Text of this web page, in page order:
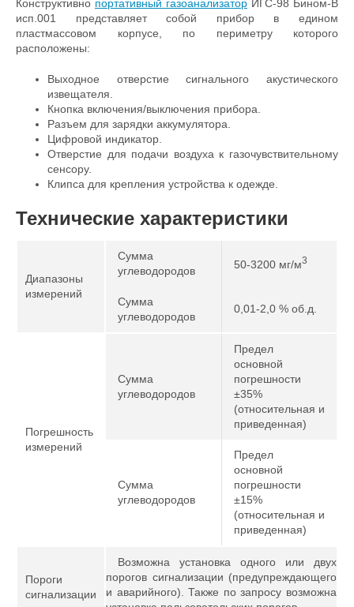
Конструктивно портативный газоанализатор ИГС-98 Бином-В
исп.001 представляет собой прибор в едином
пластмассовом корпусе, по периметру которого
расположены:
Выходное отверстие сигнального акустического
извещателя.
Кнопка включения/выключения прибора.
Разъем для зарядки аккумулятора.
Цифровой индикатор.
Отверстие для подачи воздуха к газочувствительному
сенсору.
Клипса для крепления устройства к одежде.
Технические характеристики
Диапазоны
измерений
Сумма
углеводородов
50-3200 мг/м3
Сумма
углеводородов
0,01-2,0 % об.д.
Погрешность
измерений
Сумма
углеводородов
Предел
основной
погрешности
±35%
(относительная и
приведенная)
Сумма
углеводородов
Предел
основной
погрешности
±15%
(относительная и
приведенная)
Пороги
сигнализации
Возможна установка одного или двух
порогов сигнализации (предупреждающего
и аварийного). Также по запросу возможна